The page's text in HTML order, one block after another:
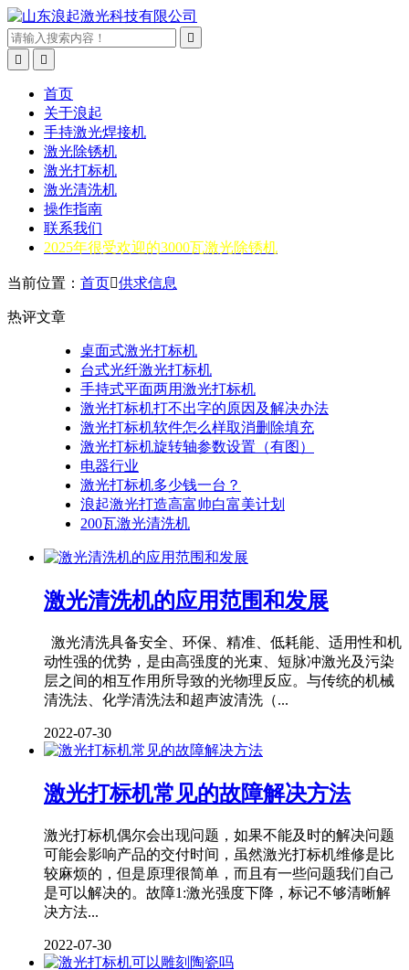



首页
关于浪起
手持激光焊接机
激光除锈机
激光打标机
激光清洗机
操作指南
联系我们
2025年很受欢迎的3000瓦激光除锈机
当前位置： 首页供求信息
热评文章
桌面式激光打标机
台式光纤激光打标机
手持式平面两用激光打标机
激光打标机打不出字的原因及解决办法
激光打标机软件怎么样取消删除填充
激光打标机旋转轴参数设置（有图）
电器行业
激光打标机多少钱一台？
浪起激光打造高富帅白富美计划
200瓦激光清洗机
激光清洗机的应用范围和发展
激光清洗具备安全、环保、精准、低耗能、适用性和机
动性强的优势，是由高强度的光束、短脉冲激光及污染
层之间的相互作用所导致的光物理反应。与传统的机械
清洗法、化学清洗法和超声波清洗（...
2022-07-30
激光打标机常见的故障解决方法
激光打标机偶尔会出现问题，如果不能及时的解决问题
可能会影响产品的交付时间，虽然激光打标机维修是比
较麻烦的，但是原理很简单，而且有一些问题我们自己
是可以解决的。故障1:激光强度下降，标记不够清晰解
决方法...
2022-07-30